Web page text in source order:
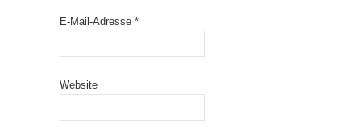
E-Mail-Adresse *
Website